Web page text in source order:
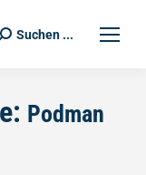
Suchen ...
Podman